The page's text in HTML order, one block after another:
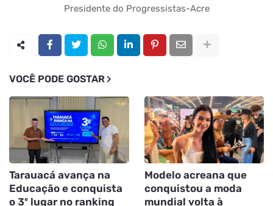
Presidente do Progressistas-Acre
VOCÊ PODE GOSTAR
Tarauacá avança na
Educação e conquista
o 3º lugar no ranking
Modelo acreana que
conquistou a moda
mundial volta à